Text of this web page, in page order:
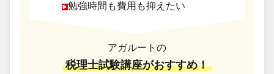
勉強時間も費用も抑えたい
アガルートの
税理士試験講座がおすすめ！